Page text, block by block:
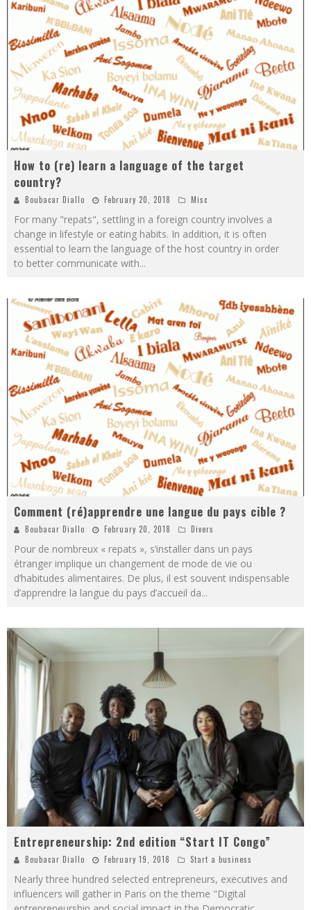
How to (re) learn a language of the target
country?
Boubacar Diallo February 20, 2018 Misc
For many "repats", settling in a foreign country involves a
change in lifestyle or eating habits. In addition, it is often
essential to learn the language of the host country in order
to better communicate with...
Comment (ré)apprendre une langue du pays cible ?
Boubacar Diallo February 20, 2018 Divers
Pour de nombreux « repats », s’installer dans un pays
étranger implique un changement de mode de vie ou
d’habitudes alimentaires. De plus, il est souvent indispensable
d’apprendre la langue du pays d’accueil da...
Entrepreneurship: 2nd edition “Start IT Congo”
Boubacar Diallo February 19, 2018 Start a business
Nearly three hundred selected entrepreneurs, executives and
influencers will gather in Paris on the theme "Digital